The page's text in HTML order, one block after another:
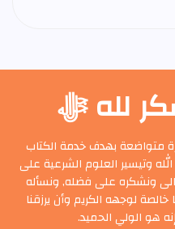
لله ﷻ
متواضعة بهدف خدمة الكتاب
وتيسير العلوم الشرعية على
ونشكره على فضله, ونسأله
لوجهه الكريم وأن يرزقنا
هو الولي الحميد.